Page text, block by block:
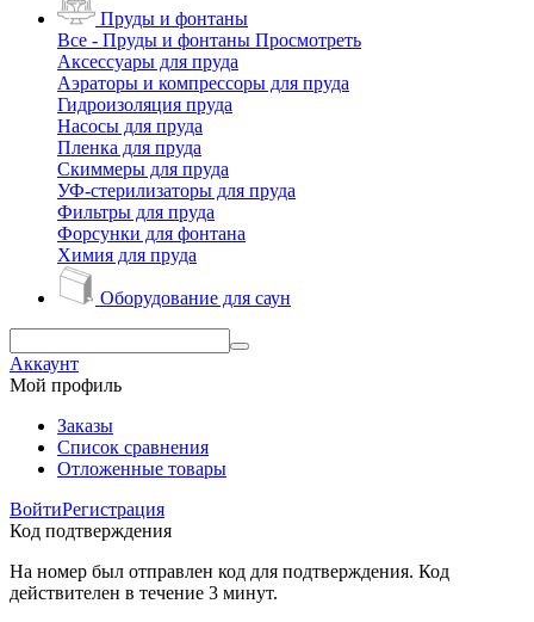
Пруды и фонтаны
Все - Пруды и фонтаны Просмотреть
Аксессуары для пруда
Аэраторы и компрессоры для пруда
Гидроизоляция пруда
Насосы для пруда
Пленка для пруда
Скиммеры для пруда
УФ-стерилизаторы для пруда
Фильтры для пруда
Форсунки для фонтана
Химия для пруда
Оборудование для саун
Аккаунт
Мой профиль
Заказы
Список сравнения
Отложенные товары
ВойтиРегистрация
Код подтверждения
На номер был отправлен код для подтверждения. Код
действителен в течение 3 минут.